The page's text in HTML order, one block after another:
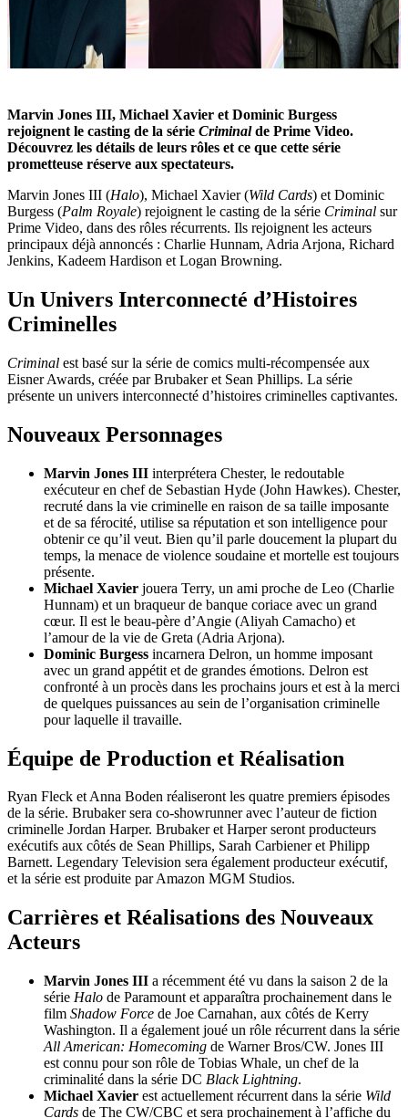
Marvin Jones III, Michael Xavier et Dominic Burgess
rejoignent le casting de la série Criminalde Prime Video.
Découvrez les détails de leurs rôles et ce que cette série
prometteuse réserve aux spectateurs.
Marvin Jones III (Halo), Michael Xavier (Wild Cards) et Dominic
Burgess (Palm Royale) rejoignent le casting de la série Criminal sur
Prime Video, dans des rôles récurrents. Ils rejoignent les acteurs
principaux déjà annoncés : Charlie Hunnam, Adria Arjona, Richard
Jenkins, Kadeem Hardison et Logan Browning.
Un Univers Interconnecté d’Histoires
Criminelles
Criminal est basé sur la série de comics multi-récompensée aux
Eisner Awards, créée par Brubaker et Sean Phillips. La série
présente un univers interconnecté d’histoires criminelles captivantes.
Nouveaux Personnages
Marvin Jones III interprétera Chester, le redoutable
exécuteur en chef de Sebastian Hyde (John Hawkes). Chester,
recruté dans la vie criminelle en raison de sa taille imposante
et de sa férocité, utilise sa réputation et son intelligence pour
obtenir ce qu’il veut. Bien qu’il parle doucement la plupart du
temps, la menace de violence soudaine et mortelle est toujours
présente.
Michael Xavier jouera Terry, un ami proche de Leo (Charlie
Hunnam) et un braqueur de banque coriace avec un grand
cœur. Il est le beau-père d’Angie (Aliyah Camacho) et
l’amour de la vie de Greta (Adria Arjona).
Dominic Burgess incarnera Delron, un homme imposant
avec un grand appétit et de grandes émotions. Delron est
confronté à un procès dans les prochains jours et est à la merci
de quelques puissances au sein de l’organisation criminelle
pour laquelle il travaille.
Équipe de Production et Réalisation
Ryan Fleck et Anna Boden réaliseront les quatre premiers épisodes
de la série. Brubaker sera co-showrunner avec l’auteur de fiction
criminelle Jordan Harper. Brubaker et Harper seront producteurs
exécutifs aux côtés de Sean Phillips, Sarah Carbiener et Philipp
Barnett. Legendary Television sera également producteur exécutif,
et la série est produite par Amazon MGM Studios.
Carrières et Réalisations des Nouveaux
Acteurs
Marvin Jones III a récemment été vu dans la saison 2 de la
série Halo de Paramount et apparaîtra prochainement dans le
film Shadow Force de Joe Carnahan, aux côtés de Kerry
Washington. Il a également joué un rôle récurrent dans la série
All American: Homecoming de Warner Bros/CW. Jones III
est connu pour son rôle de Tobias Whale, un chef de la
criminalité dans la série DC Black Lightning.
Michael Xavier est actuellement récurrent dans la série Wild
Cards de The CW/CBC et sera prochainement à l’affiche du